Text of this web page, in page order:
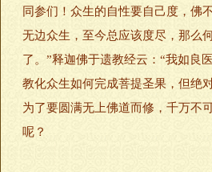
同参们！众生的自性要自己度，佛
无边众生，至今总应该度尽，那么
了。”释迦佛于遗教经云：“我如良
教化众生如何完成菩提圣果，但绝
为了要圆满无上佛道而修，千万不
呢？